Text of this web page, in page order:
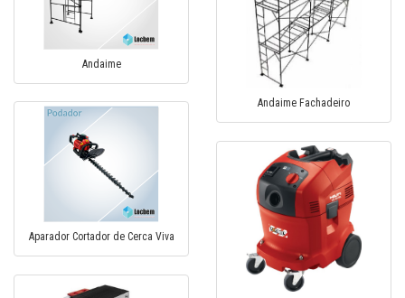
Andaime
Andaime Fachadeiro
Aparador Cortador de Cerca Viva